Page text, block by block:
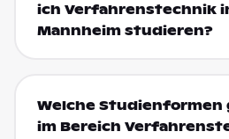
ich Verfahrenstechnik
Mannheim studieren?
Welche Studienformen
im Bereich